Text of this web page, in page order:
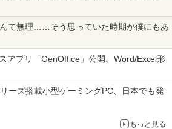
て無理……そう思っていた時期が僕にもあ
アプリ「GenOffice」公開。Word/Excel形
ーズ搭載小型ゲーミングPC、日本でも発
もっと見る